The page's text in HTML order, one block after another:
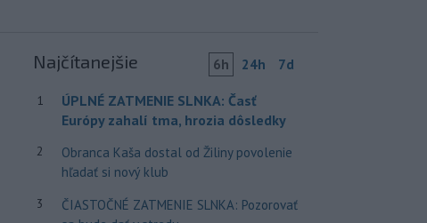
Najčítanejšie 6h 24h 7d
1
ÚPLNÉ ZATMENIE SLNKA: Časť
Európy zahalí tma, hrozia dôsledky
2
Obranca Kaša dostal od Žiliny povolenie
hľadať si nový klub
3
ČIASTOČNÉ ZATMENIE SLNKA: Pozorovať